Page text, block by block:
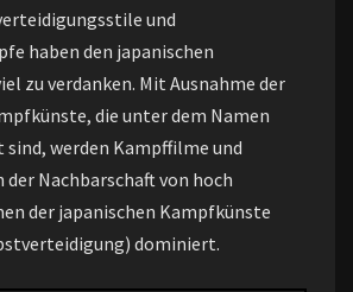
und
haben den japanischen
zu verdanken. Mit Ausnahme der
die unter dem Namen
sind, werden Kampffilme und
Nachbarschaft von hoch
der japanischen Kampfkünste
dominiert.